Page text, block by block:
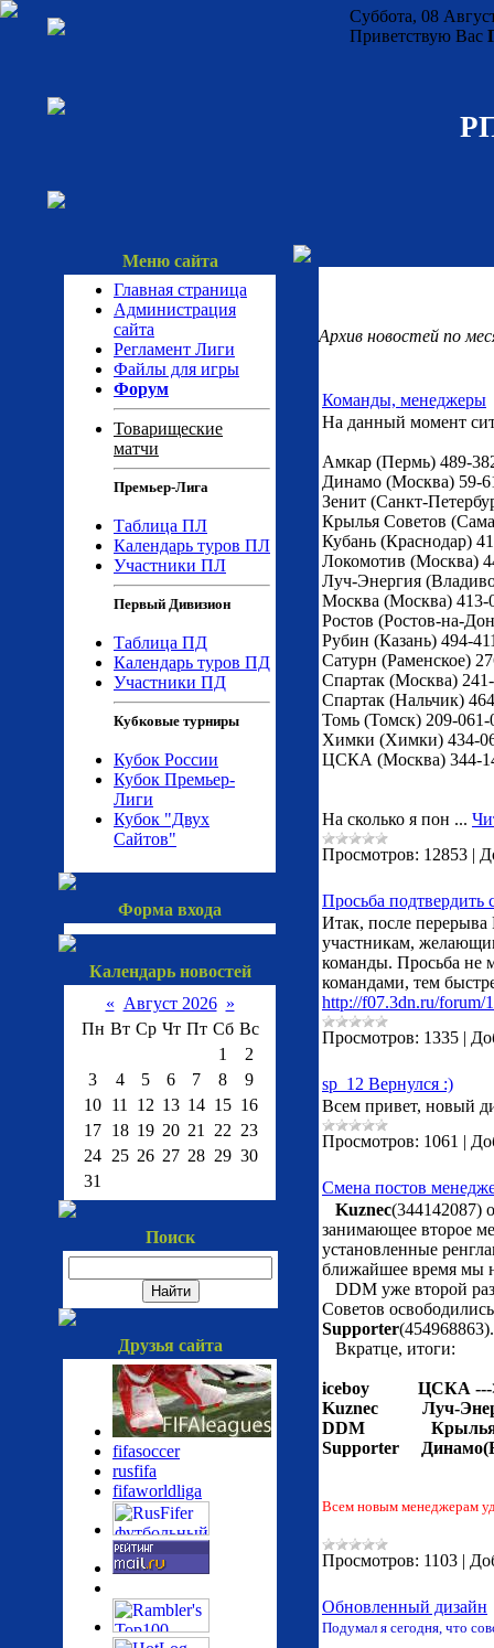
Суббота, 08
Приветствую Вас
Меню сайта
Главная страница
Администрация
сайта
Регламент Лиги
Файлы для игры
Форум
Товарищеские
матчи
Премьер-Лига
Таблица ПЛ
Календарь туров ПЛ
Участники ПЛ
Первый Дивизион
Таблица ПД
Календарь туров ПД
Участники ПД
Кубковые турниры
Кубок России
Кубок Премьер-
Лиги
Кубок "Двух
Сайтов"
Форма входа
Календарь новостей
« Август 2026 »
Пн Вт Ср Чт Пт Сб Вс
1
2
3
4 5 6 7 8
9
10 11 12 13 14 15 16
17 18 19 20 21 22 23
24 25 26 27 28 29 30
31
Поиск
Друзья сайта
fifasoccer
rusfifa
fifaworldliga
Архив новостей по
Команды, менеджеры
На данный момент
Амкар (Пермь) 489-
Динамо (Москва) 59-
Зенит (Санкт-
Крылья Советов
Кубань (Краснодар)
Локомотив (Москва)
Луч-Энергия
Москва (Москва)
Ростов (Ростов-на-
Рубин (Казань) 494-
Сатурн (Раменское)
Спартак (Москва)
Спартак (Нальчик)
Томь (Томск) 209-061-
Химки (Химки) 434-
ЦСКА (Москва) 344-
На сколько я пон ...
Просмотров: 12853 |
Просьба подтвердить
Итак, после перерыва
участникам,
команды. Просьба не
командами, тем
http://f07.3dn.ru/forum/
Просмотров: 1335 |
sp_12 Вернулся :)
Всем привет, новый
Просмотров: 1061 |
Смена постов
Kuznec
занимающее второе
установленные
ближайшее время мы
DDM уже второй
Советов
Supporter(454968863).
Вкратце, итоги:
iceboy ЦСКА --->
Kuznec Луч-
DDM Крылья
Supporter
Всем новым менеджерам
Просмотров: 1103 |
Обновленный дизайн
Подумал я сегодня, что